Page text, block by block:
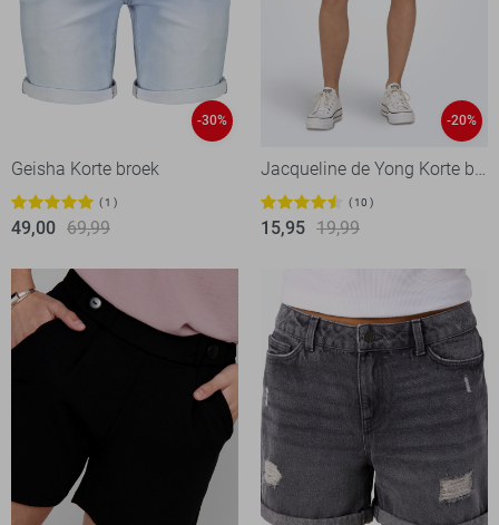
-30%
Geisha Korte broek
1
49,00 69,99
-20%
Jacqueline de Yong Korte broek
10
15,95 19,99